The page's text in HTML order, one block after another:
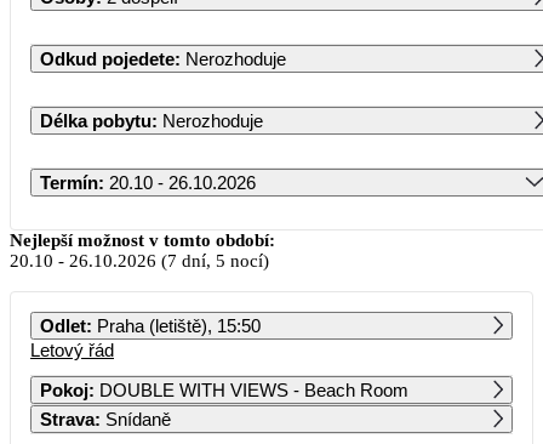
Odkud pojedete: Nerozhoduje
Délka pobytu: Nerozhoduje
Termín: 20.10 - 26.10.2026
Říjen 2026
PO ÚT ST ČT PÁ SO NE
72 239 59 969 72 709 56 789
5 6
Nejlepší možnost v tomto období:
20.10 - 26.10.2026 (7 dní, 5 nocí)
Odlet: Praha (letiště), 15:50
Letový řád
Pokoj: DOUBLE WITH VIEWS - Beach Room
Strava: Snídaně